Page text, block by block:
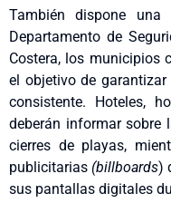
También dispone una
Departamento de
Costera, los municipios
el objetivo de
consistente. Hoteles,
deberán informar sobre
cierres de playas,
publicitarias (billboards)
sus pantallas digitales